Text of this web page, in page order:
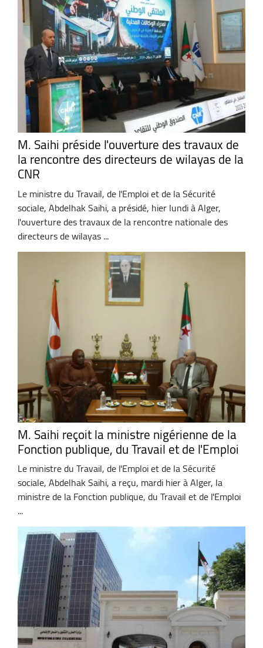
M. Saihi préside l'ouverture des travaux de
la rencontre des directeurs de wilayas de la
CNR
Le ministre du Travail, de l'Emploi et de la Sécurité
sociale, Abdelhak Saihi, a présidé, hier lundi à Alger,
l'ouverture des travaux de la rencontre nationale des
directeurs de wilayas ...
M. Saihi reçoit la ministre nigérienne de la
Fonction publique, du Travail et de l'Emploi
Le ministre du Travail, de l'Emploi et de la Sécurité
sociale, Abdelhak Saihi, a reçu, mardi hier à Alger, la
ministre de la Fonction publique, du Travail et de l'Emploi
...